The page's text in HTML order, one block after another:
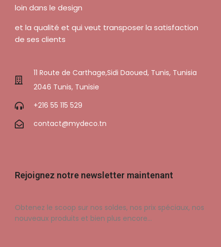
loin dans le design
et la qualité et qui veut transposer la satisfaction
de ses clients
11 Route de Carthage,Sidi Daoued, Tunis, Tunisia
2046 Tunis, Tunisie
+216 55 115 529
contact@mydeco.tn
Rejoignez notre newsletter maintenant
Obtenez le scoop sur nos soldes, nos prix spéciaux, nos
nouveaux produits et bien plus encore…